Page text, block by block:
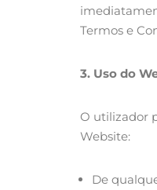
Termos e
3. Uso do
O utilizador
Website:
De